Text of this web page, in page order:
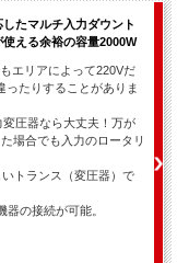
したマルチ入力ダウント
える余裕の容量2000W
エリアによって220Vだ
ったりすることがありま
圧器なら大丈夫！万が
場合でも入力のロータリ
トランス（変圧器）で
の接続が可能。